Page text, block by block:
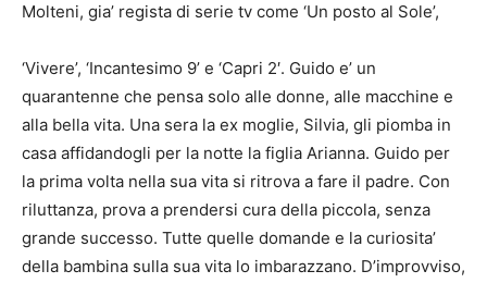
Molteni, gia’ regista di serie tv come ‘Un posto al Sole’,
‘Vivere’, ‘Incantesimo 9’ e ‘Capri 2′. Guido e’ un
quarantenne che pensa solo alle donne, alle macchine e
alla bella vita. Una sera la ex moglie, Silvia, gli piomba in
casa affidandogli per la notte la figlia Arianna. Guido per
la prima volta nella sua vita si ritrova a fare il padre. Con
riluttanza, prova a prendersi cura della piccola, senza
grande successo. Tutte quelle domande e la curiosita’
della bambina sulla sua vita lo imbarazzano. D’improvviso,